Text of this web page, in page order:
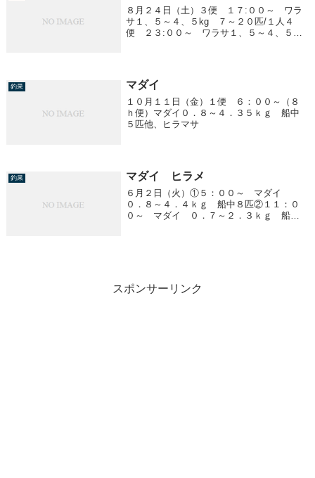
８月２４日（土）３便 １７:００～ ワラ
サ１、５～４、５kg ７～２０匹/１人４
便 ２３:００～ ワラサ１、５～４、５
釣果 マダイ
１０月１１日（金）１便 ６：００～（８
ｈ便）マダイ０．８～４．３５ｋｇ 船中
５匹他、ヒラマサ
釣果 マダイ ヒラメ
６月２日（火）①５：００～ マダイ
０．８～４．４ｋｇ 船中８匹②１１：０
０～ マダイ ０．７～２．３ｋｇ 船中
スポンサーリンク